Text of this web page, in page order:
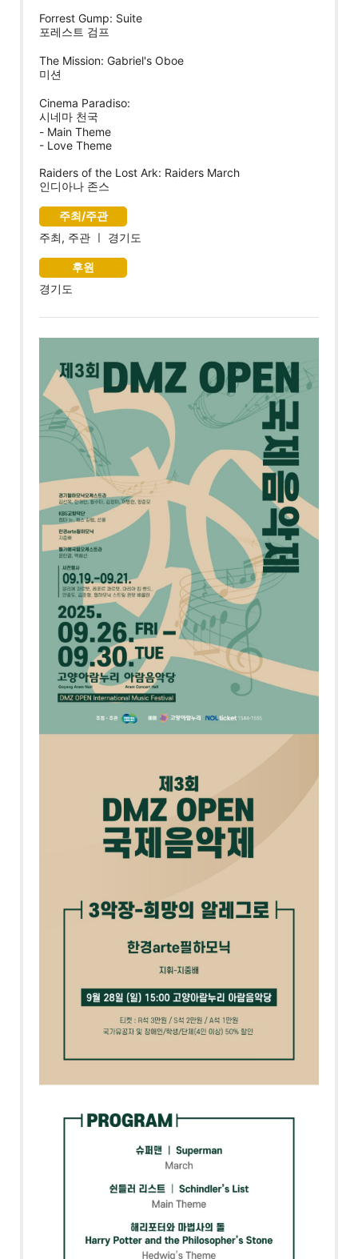
Forrest Gump: Suite
포레스트 검프
The Mission: Gabriel's Oboe
미션
Cinema Paradiso:
시네마 천국
- Main Theme
- Love Theme
Raiders of the Lost Ark: Raiders March
인디아나 존스
주최/주관
주최, 주관 ㅣ 경기도
후원
경기도